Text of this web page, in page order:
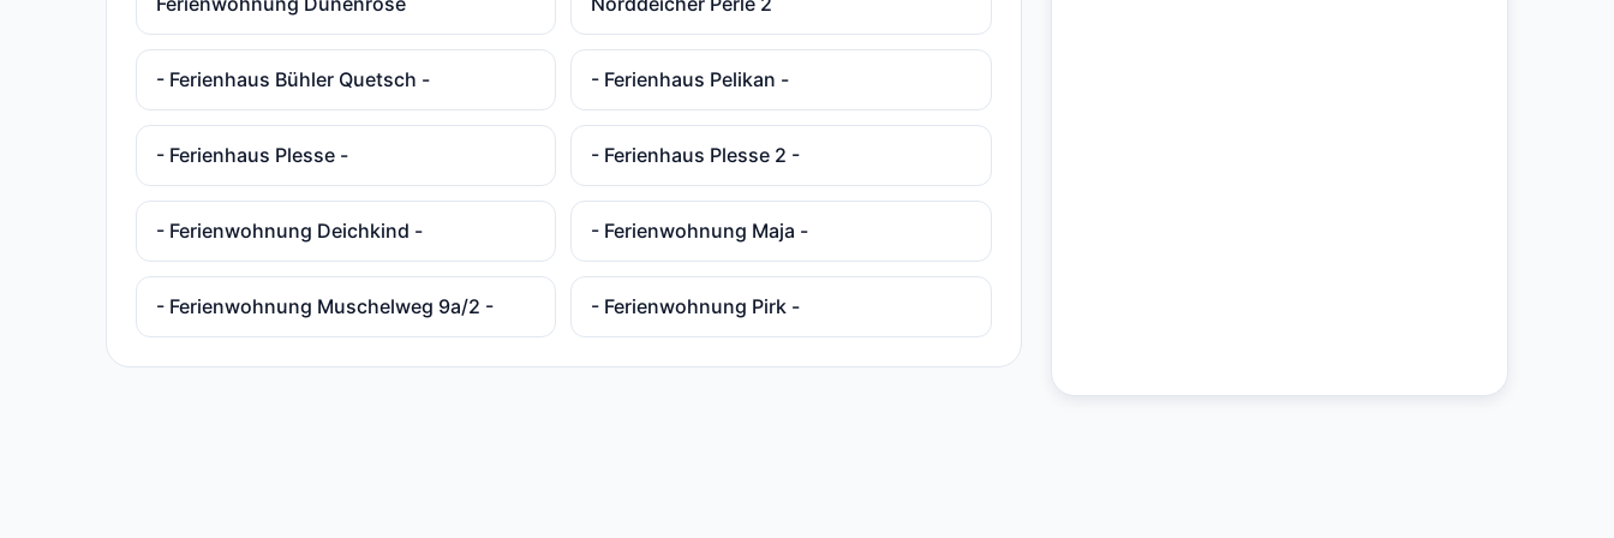
- Ferienhaus Bühler Quetsch - - Ferienhaus Pelikan -
- Ferienhaus Plesse - - Ferienhaus Plesse 2 -
- Ferienwohnung Deichkind - - Ferienwohnung Maja -
- Ferienwohnung Muschelweg 9a/2 - - Ferienwohnung Pirk -